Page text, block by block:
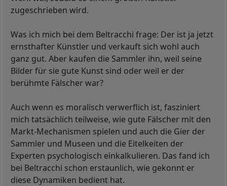
zugeschrieben wird.
Was ich mich bei dem Beltracchi frage: Der ist ja jetzt
ernsthafter Künstler und verkauft sich wohl auch
ganz gut. Aber kaufen die Sammler ihn, weil seine
Bilder für sie gute Kunst sind oder weil er der
berühmte Fälscher war?
Auch wenn es moralisch verwerflich ist, fasziniert
mich tatsächlich teilweise, wie gute Fälscher mit den
Markt-Mechanismen spielen und auch die Gier der
Sammler und Museen und die Eitelkeiten der
Experten psychologisch einkalkulieren. Das fand ich
bei Beltracchi schon erstaunlich, wie gekonnt er
diese Dynamiken bedient hat.